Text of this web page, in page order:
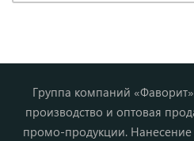
Группа компаний
производство и оптовая
промо-продукции.